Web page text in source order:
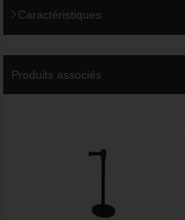
Caractéristiques
Produits associés